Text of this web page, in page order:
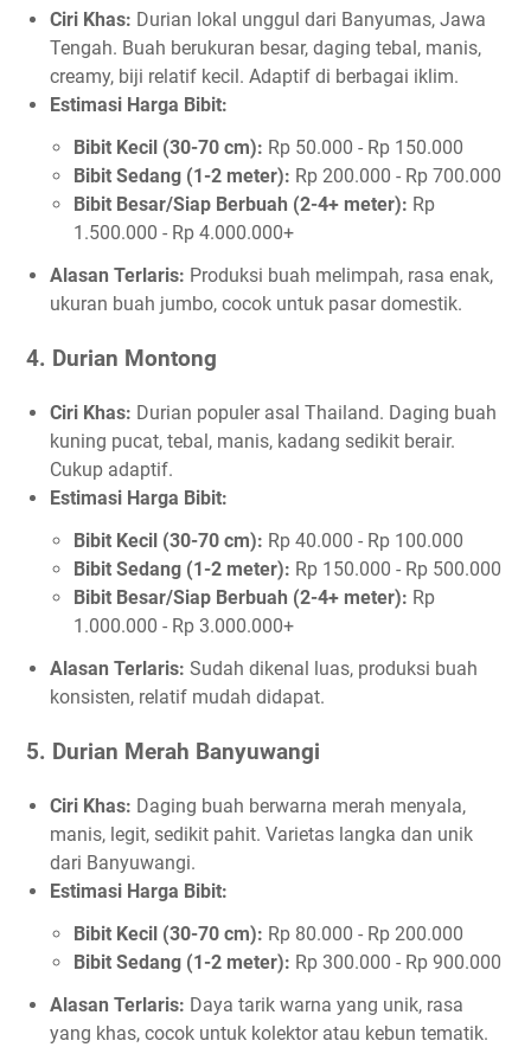
Ciri Khas: Durian lokal unggul dari Banyumas, Jawa
Tengah. Buah berukuran besar, daging tebal, manis,
creamy, biji relatif kecil. Adaptif di berbagai iklim.
Estimasi Harga Bibit:
Bibit Kecil (30-70 cm): Rp 50.000 - Rp 150.000
Bibit Sedang (1-2 meter): Rp 200.000 - Rp 700.000
Bibit Besar/Siap Berbuah (2-4+ meter): Rp
1.500.000 - Rp 4.000.000+
Alasan Terlaris: Produksi buah melimpah, rasa enak,
ukuran buah jumbo, cocok untuk pasar domestik.
4. Durian Montong
Ciri Khas: Durian populer asal Thailand. Daging buah
kuning pucat, tebal, manis, kadang sedikit berair.
Cukup adaptif.
Estimasi Harga Bibit:
Bibit Kecil (30-70 cm): Rp 40.000 - Rp 100.000
Bibit Sedang (1-2 meter): Rp 150.000 - Rp 500.000
Bibit Besar/Siap Berbuah (2-4+ meter): Rp
1.000.000 - Rp 3.000.000+
Alasan Terlaris: Sudah dikenal luas, produksi buah
konsisten, relatif mudah didapat.
5. Durian Merah Banyuwangi
Ciri Khas: Daging buah berwarna merah menyala,
manis, legit, sedikit pahit. Varietas langka dan unik
dari Banyuwangi.
Estimasi Harga Bibit:
Bibit Kecil (30-70 cm): Rp 80.000 - Rp 200.000
Bibit Sedang (1-2 meter): Rp 300.000 - Rp 900.000
Alasan Terlaris: Daya tarik warna yang unik, rasa
yang khas, cocok untuk kolektor atau kebun tematik.